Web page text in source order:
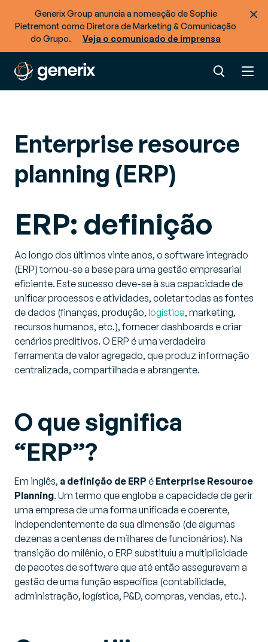
Generix Group anuncia a nomeação de Sophie
Pietremont como Diretora de Marketing & Comunicação
do Grupo.
Veja o comunicado de imprensa
Enterprise resource
planning (ERP)
ERP: definição
Ao longo dos últimos vinte anos, o software integrado
(ERP) tornou-se a base para uma gestão empresarial
eficiente. Este sucesso deve-se à sua capacidade de
unificar processos e atividades, coletar todas as fontes
de dados (finanças, produção, logística, marketing,
recursos humanos, etc.), fornecer dashboards e criar
cenários preditivos. O ERP é uma verdadeira
ferramenta de valor agregado, que produz informação
centralizada, compartilhada e abrangente.
O que significa
“ERP”?
Em inglês, a definição de ERP é Enterprise Resource
Planning. Um termo que engloba a capacidade de gerir
uma empresa de uma forma unificada e coerente,
independentemente da sua dimensão (de algumas
dezenas a centenas de milhares de funcionários). Na
transição do milênio, o ERP substituiu a multiplicidade
de pacotes de software que até então asseguravam a
gestão de uma função específica (contabilidade,
administração, logística, P&D, compras, vendas, etc.).